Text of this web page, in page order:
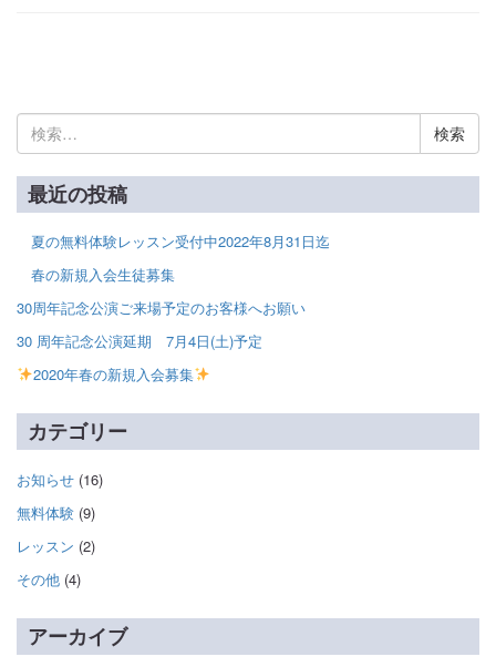
検
索:
最近の投稿
夏の無料体験レッスン受付中2022年8月31日迄
春の新規入会生徒募集
30周年記念公演ご来場予定のお客様へお願い
30 周年記念公演延期 7月4日(土)予定
2020年春の新規入会募集
カテゴリー
お知らせ (16)
無料体験 (9)
レッスン (2)
その他 (4)
アーカイブ